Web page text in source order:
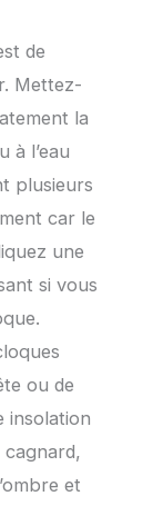
de
Mettez-
la
à l’eau
plusieurs
car le
une
si vous
ou de
insolation
cagnard,
et